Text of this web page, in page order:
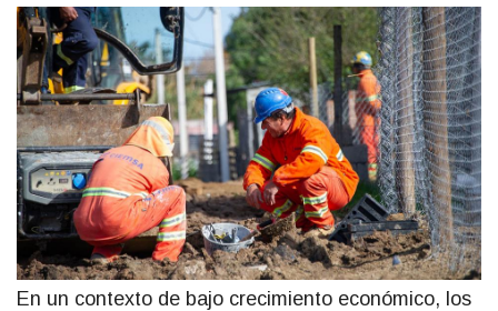
En un contexto de bajo crecimiento económico, los